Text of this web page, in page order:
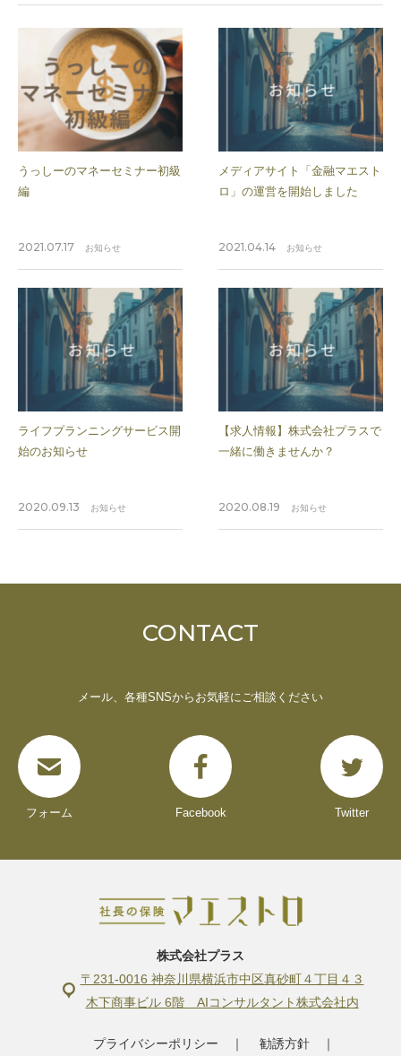
うっしーのマネーセミナー初級
編
2021.07.17 お知らせ
メディアサイト「金融マエスト
ロ」の運営を開始しました
2021.04.14 お知らせ
ライフプランニングサービス開
始のお知らせ
2020.09.13 お知らせ
【求人情報】株式会社プラスで
一緒に働きませんか？
2020.08.19 お知らせ
CONTACT
メール、各種SNSからお気軽にご相談ください
フォーム Facebook Twitter
株式会社プラス
〒231-0016 神奈川県横浜市中区真砂町４丁目４３
木下商事ビル 6階 AIコンサルタント株式会社内
プライバシーポリシー ｜ 勧誘方針 ｜